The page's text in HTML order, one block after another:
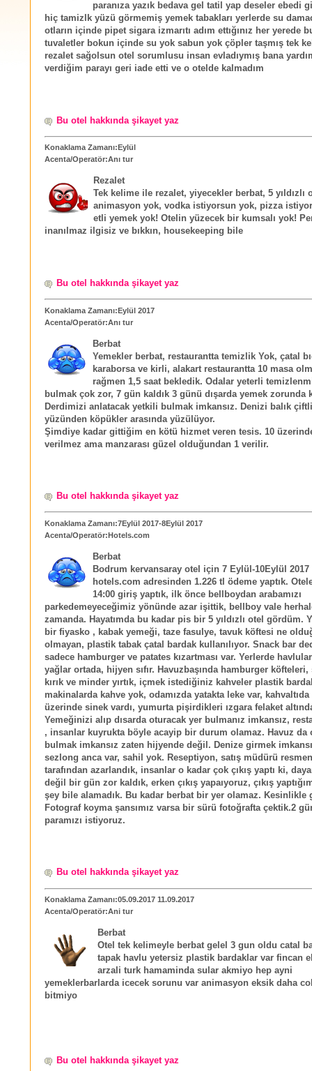
paranıza yazık bedava gel tatil yap deseler ebedi
hiç tamizlk yüzü görmemiş yemek tabakları yerlerde su
otların içinde pipet sigara izmarıtı adım ettığınız her yerede
tuvaletler bokun içinde su yok sabun yok çöpler taşmış tek
rezalet sağolsun otel sorumlusu insan evladıymış bana
verdiğim parayı geri iade etti ve o otelde kalmadım
Bu otel hakkında şikayet yaz
Konaklama Zamanı:Eylül
Acenta/Operatör:Anı tur
Rezalet
Tek kelime ile rezalet, yiyecekler berbat, 5 yıldızlı
animasyon yok, vodka istiyorsun yok, pizza
etli yemek yok! Otelin yüzecek bir kumsalı yok!
inanılmaz ilgisiz ve bıkkın, housekeeping bile
Bu otel hakkında şikayet yaz
Konaklama Zamanı:Eylül 2017
Acenta/Operatör:Anı tur
Berbat
Yemekler berbat, restaurantta temizlik Yok, çatal
karaborsa ve kirli, alakart restaurantta 10 masa
rağmen 1,5 saat bekledik. Odalar yeterli
bulmak çok zor, 7 gün kaldık 3 günü dışarda yemek zorunda
Derdimizi anlatacak yetkili bulmak imkansız. Denizi balık
yüzünden köpükler arasında yüzülüyor.
Şimdiye kadar gittiğim en kötü hizmet veren tesis. 10
verilmez ama manzarası güzel olduğundan 1 verilir.
Bu otel hakkında şikayet yaz
Konaklama Zamanı:7Eylül 2017-8Eylül 2017
Acenta/Operatör:Hotels.com
Berbat
Bodrum kervansaray otel için 7 Eylül-10Eylül
hotels.com adresinden 1.226 tl ödeme yaptık.
14:00 giriş yaptık, ilk önce bellboydan arabamızı
parkedemeyeceğimiz yönünde azar işittik, bellboy vale
zamanda. Hayatımda bu kadar pis bir 5 yıldızlı otel gördüm.
bir fiyasko , kabak yemeği, taze fasulye, tavuk köftesi ne
olmayan, plastik tabak çatal bardak kullanılıyor. Snack bar
sadece hamburger ve patates kızartması var. Yerlerde
yağlar ortada, hijyen sıfır. Havuzbaşında hamburger
kırık ve minder yırtık, içmek istediğiniz kahveler plastik
makinalarda kahve yok, odamızda yatakta leke var,
üzerinde sinek vardı, yumurta pişirdikleri ızgara felaket
Yemeğinizi alıp dısarda oturacak yer bulmanız imkansız,
, insanlar kuyrukta böyle acayip bir durum olamaz. Havuz da
bulmak imkansız zaten hijyende değil. Denize girmek
sezlong anca var, sahil yok. Reseptiyon, satış müdürü
tarafından azarlandık, insanlar o kadar çok çıkış yaptı ki,
değil bir gün zor kaldık, erken çıkış yapaıyoruz, çıkış
şey bile alamadık. Bu kadar berbat bir yer olamaz. Kesinlikle
Fotograf koyma şansımız varsa bir sürü fotoğrafta çektik.2
paramızı istiyoruz.
Bu otel hakkında şikayet yaz
Konaklama Zamanı:05.09.2017 11.09.2017
Acenta/Operatör:Ani tur
Berbat
Otel tek kelimeyle berbat gelel 3 gun oldu catal
tapak havlu yetersiz plastik bardaklar var fincan
arzali turk hamaminda sular akmiyo hep ayni
yemeklerbarlarda icecek sorunu var animasyon eksik daha
bitmiyo
Bu otel hakkında şikayet yaz